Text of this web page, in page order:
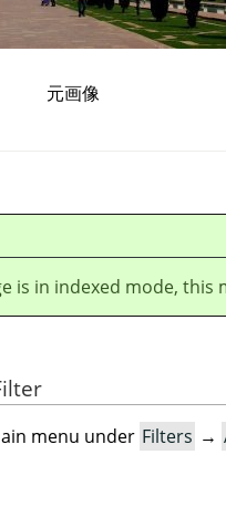
元画像
is in indexed mode, this
menu under Filters →